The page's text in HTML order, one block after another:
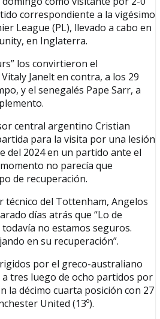
correspondiente a la vigésimo
League (PL), llevado a cabo en
en Inglaterra.
los convirtieron el
Janelt en contra, a los 29
y el senegalés Pape Sarr, a
central argentino Cristian
para la visita por una lesión
del 2024 en un partido ante el
no parecía que
de recuperación.
técnico del Tottenham, Angelos
días atrás que “Lo de
no estamos seguros.
en su recuperación”.
por el greco-australiano
tres luego de ocho partidos por
la décimo cuarta posición con 27
United (13º).